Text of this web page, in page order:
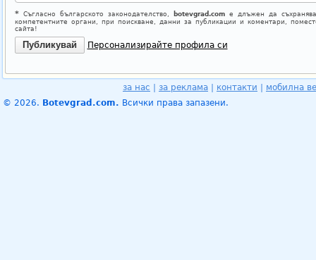
*Съгласно българското законодателство, botevgrad.comе длъжен да
компетентните органи, при поискване, данни за публикации и коментари,
сайта!
Персонализирайте профила си
за нас за реклама контакти
мобилна
© 2026. Botevgrad.com. Всички права запазени.